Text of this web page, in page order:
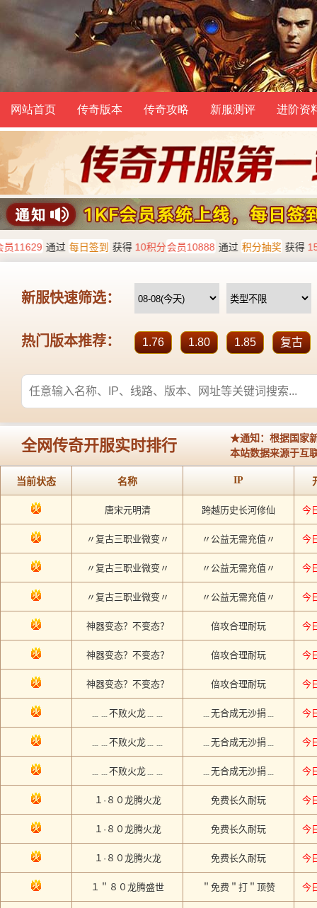
网站首页 传奇版本 传奇攻略 新服测评 进阶资